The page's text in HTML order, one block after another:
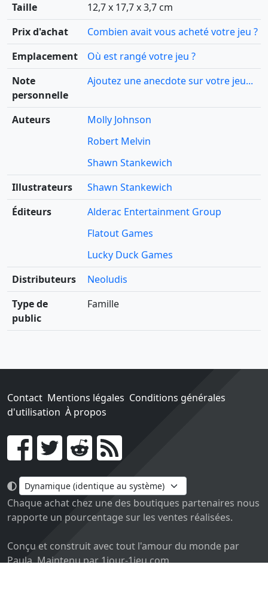
Taille
12,7 x 17,7 x 3,7 cm
Prix d'achat
Combien avait vous acheté votre jeu ?
Emplacement
Où est rangé votre jeu ?
Note
personnelle
Ajoutez une anecdote sur votre jeu...
Auteurs
Molly Johnson
Robert Melvin
Shawn Stankewich
Illustrateurs
Shawn Stankewich
Éditeurs
Alderac Entertainment Group
Flatout Games
Lucky Duck Games
Distributeurs
Neoludis
Type de
public
Famille
Contact Mentions légales Conditions générales
d'utilisation À propos
Go !
Chaque achat chez une des boutiques partenaires nous
rapporte un pourcentage sur les ventes réalisées.
Conçu et construit avec tout l'amour du monde par
Paula. Maintenu par 1jour-1jeu.com.